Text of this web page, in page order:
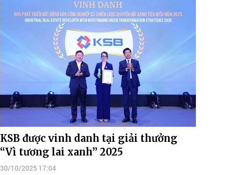
KSB được vinh danh tại giải thưởng
“Vì tương lai xanh” 2025
30/10/2025 17:04